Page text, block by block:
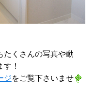
たくさんの写真や動
！
ジをご覧下さいませ